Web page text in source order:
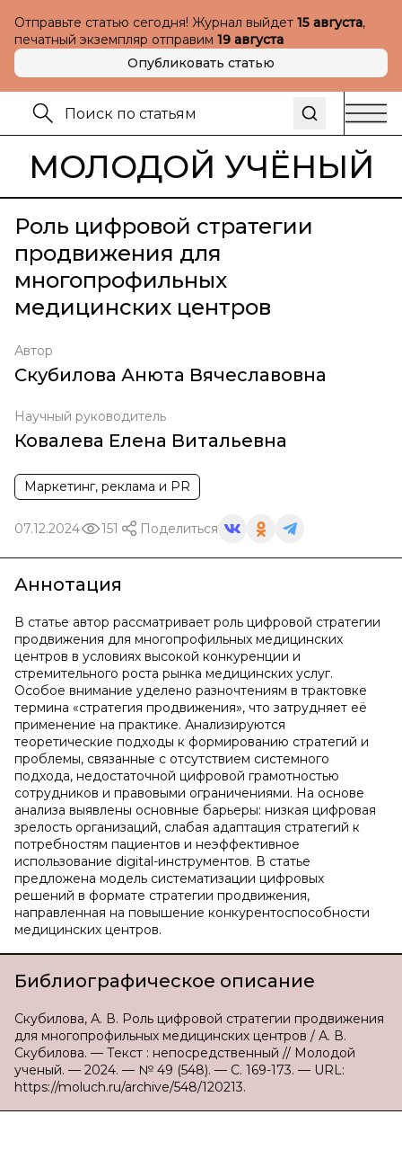
Отправьте статью сегодня! Журнал выйдет 15 августа,
печатный экземпляр отправим 19 августа
Опубликовать статью
МОЛОДОЙ УЧЁНЫЙ
Роль цифровой стратегии
продвижения для
многопрофильных
медицинских центров
Автор
Скубилова Анюта Вячеславовна
Научный руководитель
Ковалева Елена Витальевна
Маркетинг, реклама и PR
07.12.2024 151 Поделиться
Аннотация
В статье автор рассматривает роль цифровой стратегии
продвижения для многопрофильных медицинских
центров в условиях высокой конкуренции и
стремительного роста рынка медицинских услуг.
Особое внимание уделено разночтениям в трактовке
термина «стратегия продвижения», что затрудняет её
применение на практике. Анализируются
теоретические подходы к формированию стратегий и
проблемы, связанные с отсутствием системного
подхода, недостаточной цифровой грамотностью
сотрудников и правовыми ограничениями. На основе
анализа выявлены основные барьеры: низкая цифровая
зрелость организаций, слабая адаптация стратегий к
потребностям пациентов и неэффективное
использование digital-инструментов. В статье
предложена модель систематизации цифровых
решений в формате стратегии продвижения,
направленная на повышение конкурентоспособности
медицинских центров.
Библиографическое описание
Скубилова, А. В. Роль цифровой стратегии продвижения
для многопрофильных медицинских центров / А. В.
Скубилова. — Текст : непосредственный // Молодой
ученый. — 2024. — № 49 (548). — С. 169-173. — URL:
https://moluch.ru/archive/548/120213.